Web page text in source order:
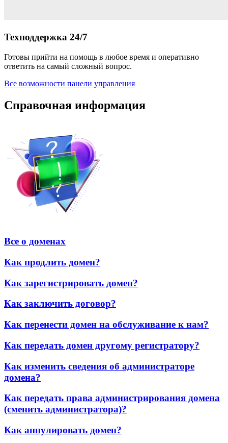
Техподдержка 24/7
Готовы прийти на помощь в любое время и оперативно
ответить на самый сложный вопрос.
Все возможности панели управления
Справочная информация
Все о доменах
Как продлить домен?
Как зарегистрировать домен?
Как заключить договор?
Как перенести домен на обслуживание к нам?
Как передать домен другому регистратору?
Как изменить сведения об администраторе
домена?
Как передать права администрирования домена
(сменить администратора)?
Как аннулировать домен?